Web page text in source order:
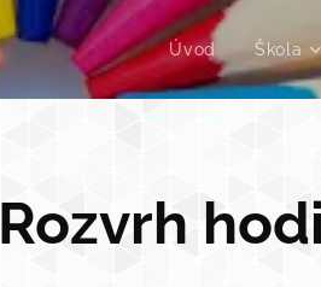
Úvod Škola
Rozvrh